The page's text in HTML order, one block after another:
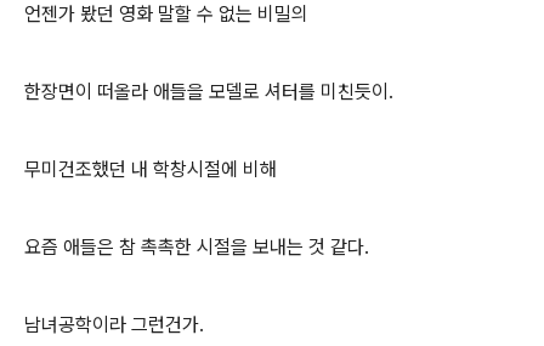
언젠가 봤던 영화 말할 수 없는 비밀의
한장면이 떠올라 애들을 모델로 셔터를 미친듯이.
무미건조했던 내 학창시절에 비해
요즘 애들은 참 촉촉한 시절을 보내는 것 같다.
남녀공학이라 그런건가.